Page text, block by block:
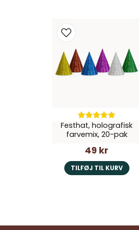
Festhat, holografisk
farvemix, 20-pak
49 kr
TILFØJ TIL KURV